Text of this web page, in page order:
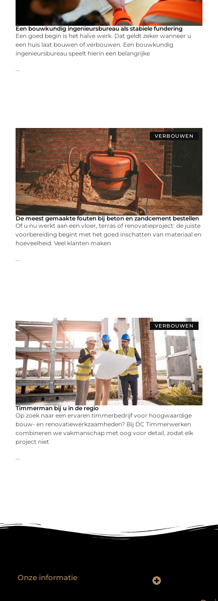
Een bouwkundig ingenieursbureau als stabiele fundering
Een goed begin is het halve werk. Dat geldt zeker wanneer u
een huis laat bouwen of verbouwen. Een bouwkundig
ingenieursbureau speelt hierin een belangrijke
...
VERBOUWEN
De meest gemaakte fouten bij beton en zandcement bestellen
Of u nu werkt aan een vloer, terras of renovatieproject: de juiste
voorbereiding begint met het goed inschatten van materiaal en
hoeveelheid. Veel klanten maken
...
VERBOUWEN
Timmerman bij u in de regio
Op zoek naar een ervaren timmerbedrijf voor hoogwaardige
bouw- en renovatiewerkzaamheden? Bij DC Timmerwerken
combineren we vakmanschap met oog voor detail, zodat elk
project niet
...
Onze informatie